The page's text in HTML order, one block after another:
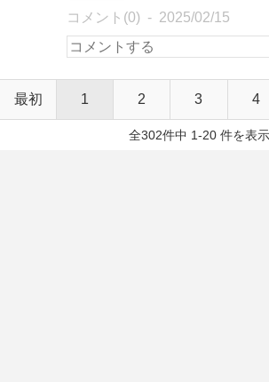
コメント(0) 2025/02/15
最初 1 2 3 4
全302件中 1-20 件を表示